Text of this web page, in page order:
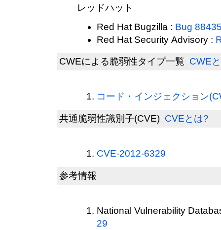
レッドハット
Red Hat Bugzilla : Bug
Red Hat Security Advisory :
CWEによる脆弱性タイプ一覧 CWE
コード・インジェクション
共通脆弱性識別子(CVE) CVEとは?
CVE-2012-6329
参考情報
National Vulnerability
29